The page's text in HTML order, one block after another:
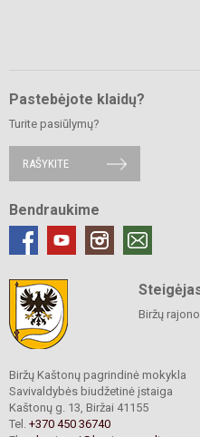
Pastebėjote klaidų?
Turite pasiūlymų?
RAŠYKITE
Bendraukime
Biržų
Biržų Kaštonų pagrindinė mokykla
Savivaldybės biudžetinė įstaiga
Kaštonų g. 13, Biržai 41155
Tel. +370 450 36740